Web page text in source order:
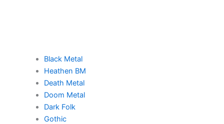
Black Metal
Heathen BM
Death Metal
Doom Metal
Dark Folk
Gothic